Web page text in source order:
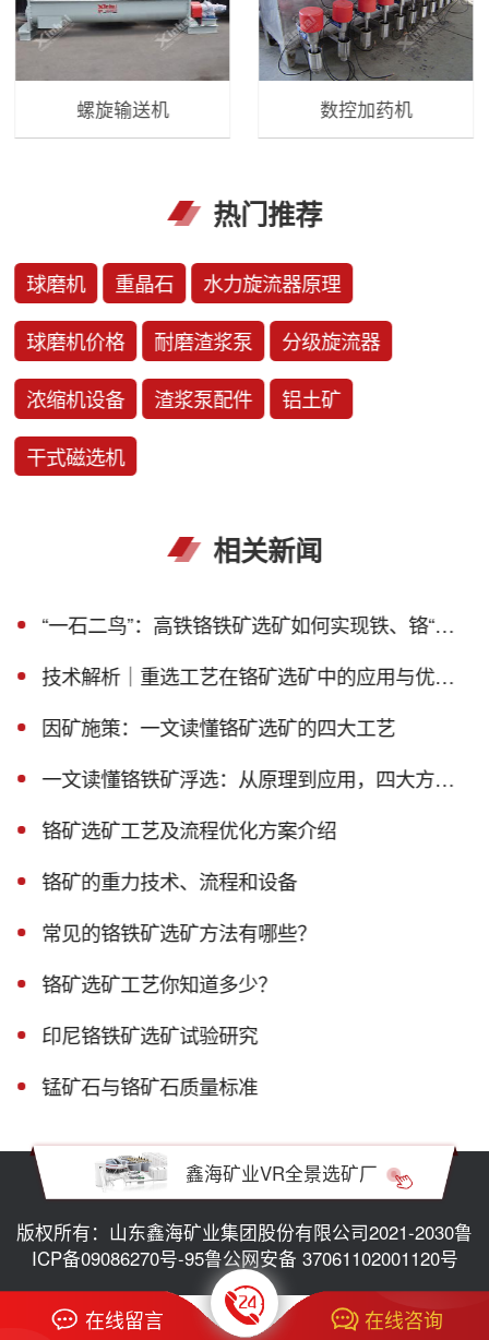
螺旋输送机 数控加药机
热门推荐
球磨机 重晶石 水力旋流器原理
球磨机价格 耐磨渣浆泵 分级旋流器
浓缩机设备 渣浆泵配件 铝土矿
干式磁选机
相关新闻
“一石二鸟”：高铁铬铁矿选矿如何实现铁、铬“双丰收”？
技术解析｜重选工艺在铬矿选矿中的应用与优势！
因矿施策：一文读懂铬矿选矿的四大工艺
一文读懂铬铁矿浮选：从原理到应用，四大方法适配不同矿石禀赋
铬矿选矿工艺及流程优化方案介绍
铬矿的重力技术、流程和设备
常见的铬铁矿选矿方法有哪些？
铬矿选矿工艺你知道多少？
印尼铬铁矿选矿试验研究
锰矿石与铬矿石质量标准
鑫海矿业VR全景选矿厂
版权所有：山东鑫海矿业集团股份有限公司2021-2030鲁
ICP备09086270号-95鲁公网安备 37061102001120号
在线留言 在线咨询